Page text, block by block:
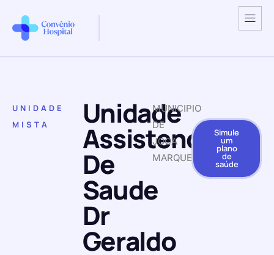
UNIDADE
MISTA
Unidade
Assistencial
De
Saude
Dr
Geraldo
MUNICIPIO
DE
JOCA
MARQUES
Simule
um
plano
de
saúde